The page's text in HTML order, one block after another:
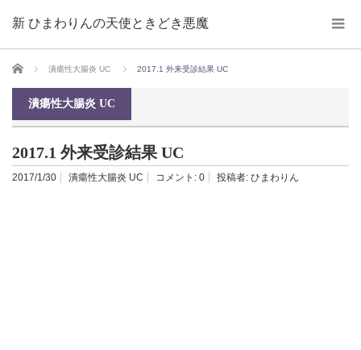
新 ひまわりんの天使ときどき悪魔
ホーム 潰瘍性大腸炎 UC 2017.1 外来受診結果 UC
潰瘍性大腸炎 UC
2017.1 外来受診結果 UC
2017/1/30 潰瘍性大腸炎 UC コメント: 0 投稿者: ひまわりん